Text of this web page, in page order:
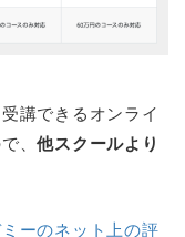
講できるオンライ
、他スクールより
ーのネット上の評